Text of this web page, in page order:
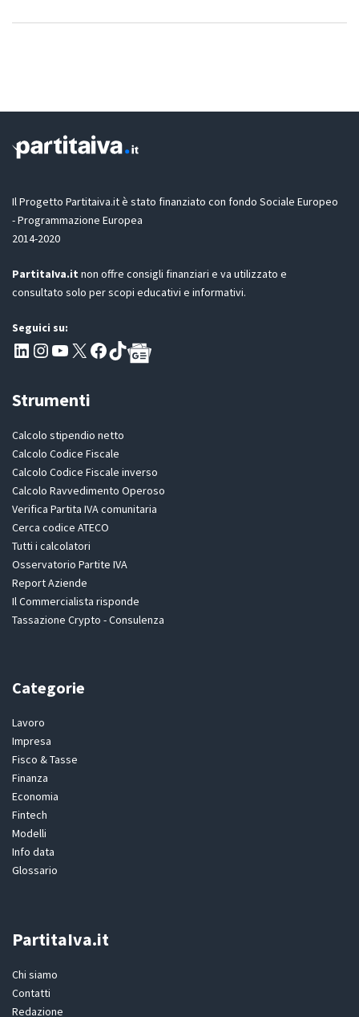
Il Progetto Partitaiva.it è stato finanziato con fondo Sociale Europeo
- Programmazione Europea
2014-2020
PartitaIva.it non offre consigli finanziari e va utilizzato e
consultato solo per scopi educativi e informativi.
Seguici su:
Pagina LinkedIn PartitaIva
Instagram
Canale YouTube Evoluzione - Partitaiva.it
X Segui PartitaIva su Facebook
TikTok
Strumenti
Calcolo stipendio netto
Calcolo Codice Fiscale
Calcolo Codice Fiscale inverso
Calcolo Ravvedimento Operoso
Verifica Partita IVA comunitaria
Cerca codice ATECO
Tutti i calcolatori
Osservatorio Partite IVA
Report Aziende
Il Commercialista risponde
Tassazione Crypto - Consulenza
Categorie
Lavoro
Impresa
Fisco & Tasse
Finanza
Economia
Fintech
Modelli
Info data
Glossario
PartitaIva.it
Chi siamo
Contatti
Redazione